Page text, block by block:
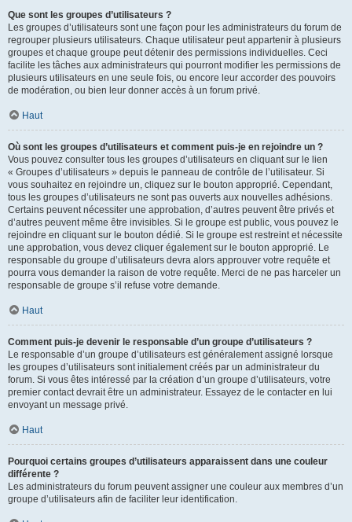
Que sont les groupes d’utilisateurs ?
Les groupes d’utilisateurs sont une façon pour les administrateurs du forum de
regrouper plusieurs utilisateurs. Chaque utilisateur peut appartenir à plusieurs
groupes et chaque groupe peut détenir des permissions individuelles. Ceci
facilite les tâches aux administrateurs qui pourront modifier les permissions de
plusieurs utilisateurs en une seule fois, ou encore leur accorder des pouvoirs
de modération, ou bien leur donner accès à un forum privé.
Haut
Où sont les groupes d’utilisateurs et comment puis-je en rejoindre un ?
Vous pouvez consulter tous les groupes d’utilisateurs en cliquant sur le lien
« Groupes d’utilisateurs » depuis le panneau de contrôle de l’utilisateur. Si
vous souhaitez en rejoindre un, cliquez sur le bouton approprié. Cependant,
tous les groupes d’utilisateurs ne sont pas ouverts aux nouvelles adhésions.
Certains peuvent nécessiter une approbation, d’autres peuvent être privés et
d’autres peuvent même être invisibles. Si le groupe est public, vous pouvez le
rejoindre en cliquant sur le bouton dédié. Si le groupe est restreint et nécessite
une approbation, vous devez cliquer également sur le bouton approprié. Le
responsable du groupe d’utilisateurs devra alors approuver votre requête et
pourra vous demander la raison de votre requête. Merci de ne pas harceler un
responsable de groupe s’il refuse votre demande.
Haut
Comment puis-je devenir le responsable d’un groupe d’utilisateurs ?
Le responsable d’un groupe d’utilisateurs est généralement assigné lorsque
les groupes d’utilisateurs sont initialement créés par un administrateur du
forum. Si vous êtes intéressé par la création d’un groupe d’utilisateurs, votre
premier contact devrait être un administrateur. Essayez de le contacter en lui
envoyant un message privé.
Haut
Pourquoi certains groupes d’utilisateurs apparaissent dans une couleur
différente ?
Les administrateurs du forum peuvent assigner une couleur aux membres d’un
groupe d’utilisateurs afin de faciliter leur identification.